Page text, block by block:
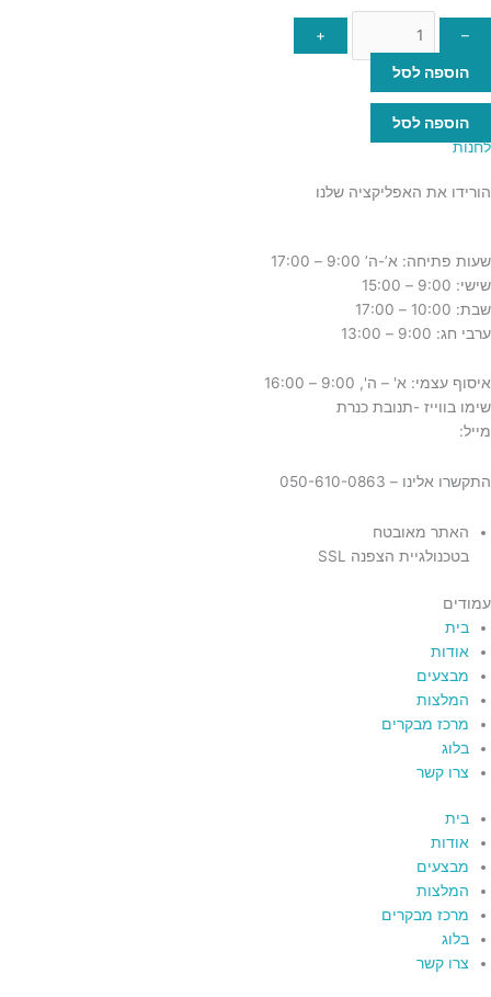
–
+
הוספה לסל
הוספה לסל
לחנות
הורידו את האפליקציה שלנו
שעות פתיחה: א’-ה’ 9:00 – 17:00
שישי: 9:00 – 15:00
שבת: 10:00 – 17:00
ערבי חג: 9:00 – 13:00
איסוף עצמי: א' – ה', 9:00 – 16:00
שימו בווייז -תנובת כנרת
מייל:
התקשרו אלינו – 050-610-0863
האתר מאובטח
בטכנולגיית הצפנה SSL
עמודים
בית
אודות
מבצעים
המלצות
מרכז מבקרים
בלוג
צרו קשר
בית
אודות
מבצעים
המלצות
מרכז מבקרים
בלוג
צרו קשר